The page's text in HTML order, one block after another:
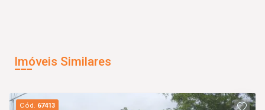
Imóveis Similares
Cód. 67413